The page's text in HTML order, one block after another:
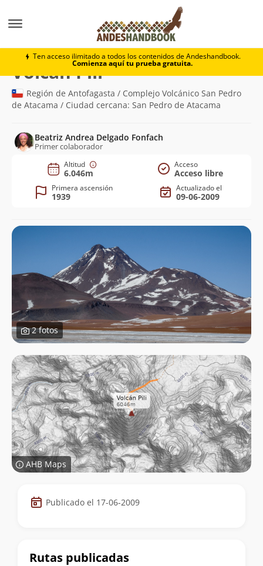
Ten acceso ilimitado a todos los contenidos de Andeshandbook.
Comienza aquí tu prueba gratuita.
Volcán Pili
Volcán Pili(6.046m)
Región de Antofagasta / Complejo Volcánico San Pedro
de Atacama / Ciudad cercana: San Pedro de Atacama
Beatriz Andrea Delgado Fonfach
Primer colaborador
Altitud
6.046m
Acceso
Acceso libre
Primera ascensión
1939
Actualizado el
09-06-2009
2 fotos
AHB Maps
Datos
de
cumbre
Publicado el 17-06-2009
Rutas publicadas